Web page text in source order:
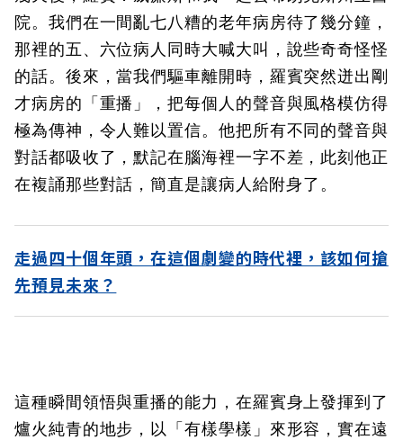
院。我們在一間亂七八糟的老年病房待了幾分鐘，
那裡的五、六位病人同時大喊大叫，說些奇奇怪怪
的話。後來，當我們驅車離開時，羅賓突然迸出剛
才病房的「重播」，把每個人的聲音與風格模仿得
極為傳神，令人難以置信。他把所有不同的聲音與
對話都吸收了，默記在腦海裡一字不差，此刻他正
在複誦那些對話，簡直是讓病人給附身了。
走過四十個年頭，在這個劇變的時代裡，該如何搶
先預見未來？
這種瞬間領悟與重播的能力，在羅賓身上發揮到了
爐火純青的地步，以「有樣學樣」來形容，實在遠